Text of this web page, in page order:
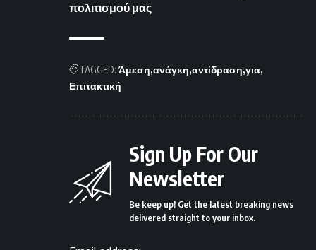
πολιτισμού μας
TAGGED: Άμεση ανάγκη αντίδραση για
Επιτακτική
Sign Up For Our
Newsletter
Be keep up! Get the latest breaking news
delivered straight to your inbox.